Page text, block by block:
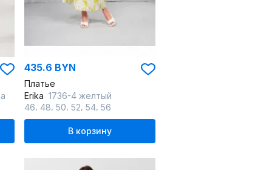
435.6 BYN
Платье
Erika 1736-4 желтый
46 48 50 52 54 56
В корзину